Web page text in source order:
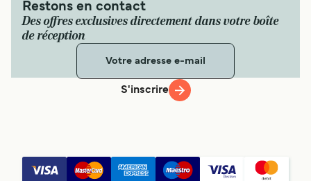
Restons en contact
Des offres exclusives directement dans votre boîte
de réception
S'inscrire